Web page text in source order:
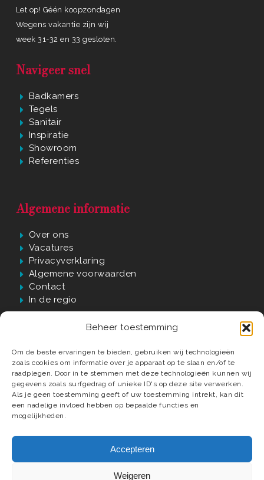
Beheer toestemming
Om de beste ervaringen te bieden, gebruiken wij technologieën
zoals cookies om informatie over je apparaat op te slaan en/of te
raadplegen. Door in te stemmen met deze technologieën kunnen wij
gegevens zoals surfgedrag of unieke ID's op deze site verwerken.
Als je geen toestemming geeft of uw toestemming intrekt, kan dit
een nadelige invloed hebben op bepaalde functies en
mogelijkheden.
Accepteren
Weigeren
Let op! Géén koopzondagen
Wegens vakantie zijn wij
week 31-32 en 33 gesloten.
Navigeer snel
Badkamers
Tegels
Sanitair
Inspiratie
Showroom
Referenties
Algemene informatie
Over ons
Vacatures
Privacyverklaring
Algemene voorwaarden
Contact
In de regio
Waarom Verwijst?
60 jaar passie, kwaliteit én vakmanschap
Luxe badkamer materialen en elementen
Compleet ontzorgd tot in detail
Deskundige installateurs